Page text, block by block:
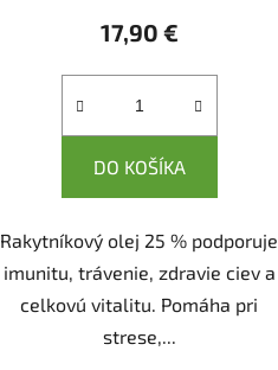
17,90 €
DO KOŠÍKA
Rakytníkový olej 25 % podporuje
imunitu, trávenie, zdravie ciev a
celkovú vitalitu. Pomáha pri
strese,...